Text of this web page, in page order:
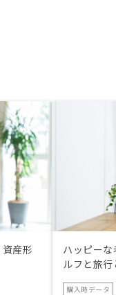
産形
ハッピー
ルフと旅
購入時データ